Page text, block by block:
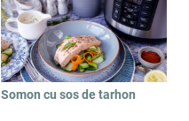
Somon cu sos de tarhon